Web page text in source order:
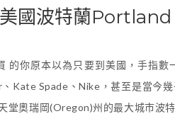
國波特蘭Portland
的你原本以為只要到美國，手指
Kate Spade、Nike，甚至是當今
堂奧瑞岡(Oregon)州的最大城市波